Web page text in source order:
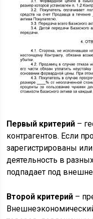
Первый критерий –
контрагентов. Если
зарегистрированы
деятельность в
подпадает под
Второй критерий –